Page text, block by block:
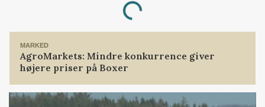
Loading...
MARKED
AgroMarkets: Mindre konkurrence giver
højere priser på Boxer